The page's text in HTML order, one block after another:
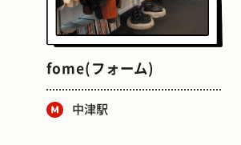
fome(フォーム)
中津駅